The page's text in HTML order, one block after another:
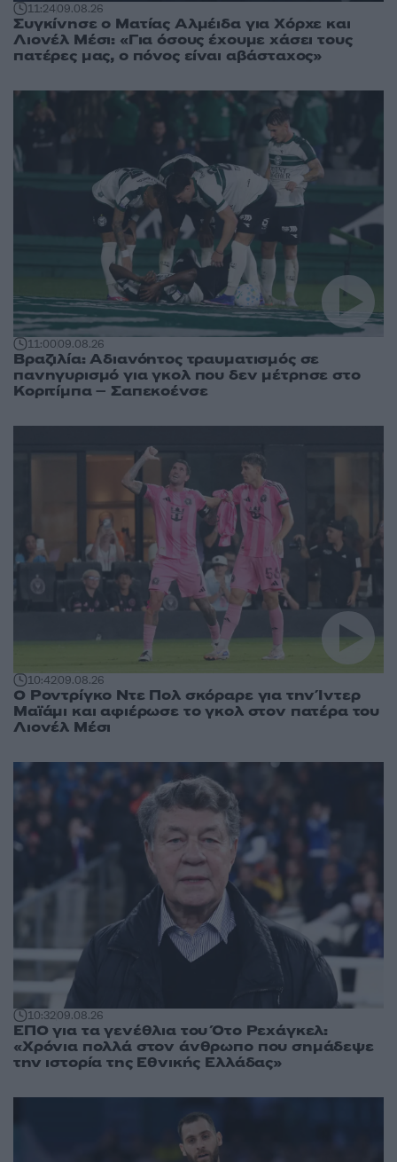
11:2409.08.26
Συγκίνησε ο Ματίας Αλμέιδα για Χόρχε και
Λιονέλ Μέσι: «Για όσους έχουμε χάσει τους
πατέρες μας, ο πόνος είναι αβάσταχος»
11:0009.08.26
Βραζιλία: Αδιανόητος τραυματισμός σε
πανηγυρισμό για γκολ που δεν μέτρησε στο
Κοριτίμπα – Σαπεκοένσε
10:4209.08.26
Ο Ροντρίγκο Ντε Πολ σκόραρε για την Ίντερ
Μαϊάμι και αφιέρωσε το γκολ στον πατέρα του
Λιονέλ Μέσι
10:3209.08.26
ΕΠΟ για τα γενέθλια του Ότο Ρεχάγκελ:
«Χρόνια πολλά στον άνθρωπο που σημάδεψε
την ιστορία της Εθνικής Ελλάδας»